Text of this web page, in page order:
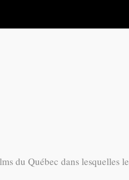
du Québec dans lesquelles le